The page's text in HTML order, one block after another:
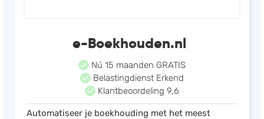
e-Boekhouden.nl
Nú 15 maanden GRATIS
Belastingdienst Erkend
Klantbeoordeling 9,6
Automatiseer je boekhouding met het meest